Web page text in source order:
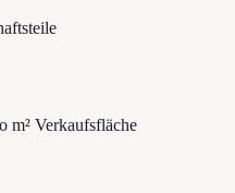
m² Verkaufsfläche